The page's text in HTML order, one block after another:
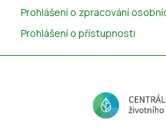
Prohlášení o zpracování
Prohlášení o přístupnosti